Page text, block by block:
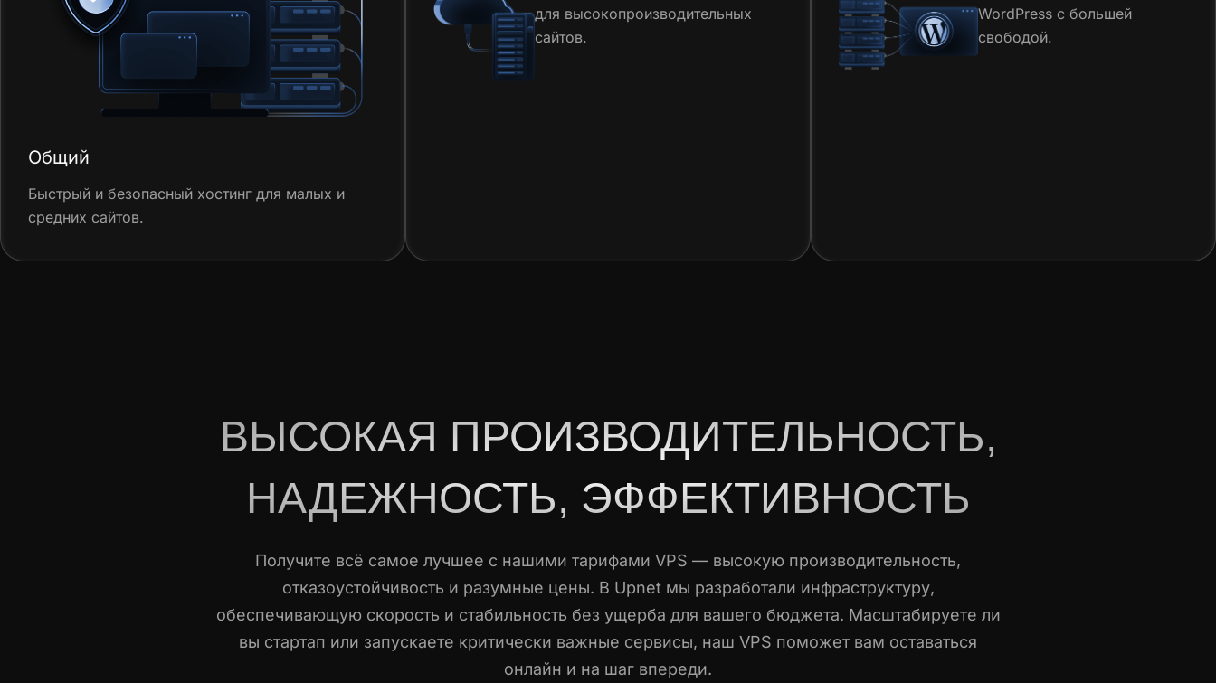
Общий
Быстрый и безопасный хостинг для малых и
средних сайтов.
для высокопроизводительных
сайтов.
WordPress с большей
свободой.
ВЫСОКАЯ ПРОИЗВОДИТЕЛЬНОСТЬ,
НАДЕЖНОСТЬ, ЭФФЕКТИВНОСТЬ
Получите всё самое лучшее с нашими тарифами VPS — высокую производительность,
отказоустойчивость и разумные цены. В Upnet мы разработали инфраструктуру,
обеспечивающую скорость и стабильность без ущерба для вашего бюджета. Масштабируете ли
вы стартап или запускаете критически важные сервисы, наш VPS поможет вам оставаться
онлайн и на шаг впереди.